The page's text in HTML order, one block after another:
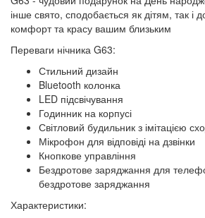
інше свято, сподобається як дітям, так
комфорт та красу вашим близьким
Переваги нічника G63:
Стильний дизайн
Bluetooth колонка
LED підсвічування
Годинник на корпусі
Світловий будильник з імітацією
Мікрофон для відповіді на дзвінки
Кнопкове управління
Бездротове заряджання для
бездротове заряджання
Характеристики: